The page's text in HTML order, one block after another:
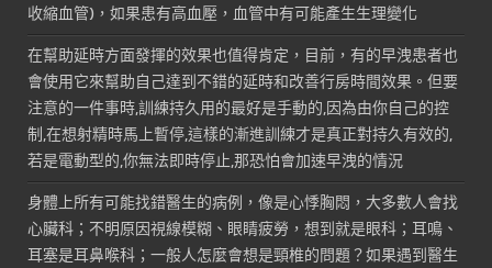
收縮血管)，如果患有高血壓，血管中有可能產生生理變化
在幫助延時方面發揮的效果也值得肯定，目前，有的早洩患者也
會使用它來幫助自己達到不錯的延時和改善行房時間效果。但要
注意的一件事時,訓練持久用的最好是手動的,因為由你自己的控
制,在想射精時馬上暫停,這樣的漸進訓練才是真正對持久有效的,
若是電動型的,你無法即時停止,那恐怕會加速早洩的情況
身體上所有可能找錯醫生的病例，像是心悸胸悶，大多數人會找
心臟科；不明原因視線模糊、眼睛疲勞，想到就是眼科；耳鳴、
耳塞是耳鼻喉科；一般人怎麼會想是頸椎的問題？如果遇到醫生